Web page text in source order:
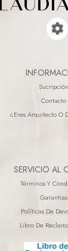
Sucripción
Contacto
¿eres Arquitecto O
SERVICIO AL
Términos Y
Garantias
Políticas De
Libro De